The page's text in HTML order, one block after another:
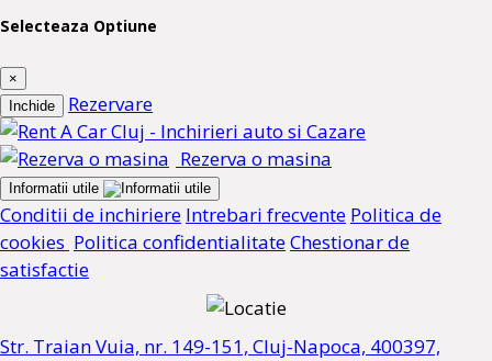
Selecteaza Optiune
×
Inchide
Rezervare
Rezerva o masina
Informatii utile
Conditii de inchiriere Intrebari frecvente Politica de
cookies Politica confidentialitateChestionar de
satisfactie
Str. Traian Vuia, nr. 149-151, Cluj-Napoca, 400397,